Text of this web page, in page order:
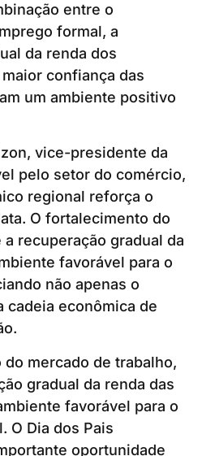
entre o
formal, a
da renda dos
confiança das
um ambiente positivo
vice-presidente da
pelo setor do comércio,
regional reforça o
O fortalecimento do
recuperação gradual da
favorável para o
não apenas o
cadeia econômica de
mercado de trabalho,
gradual da renda das
favorável para o
O Dia dos Pais
oportunidade